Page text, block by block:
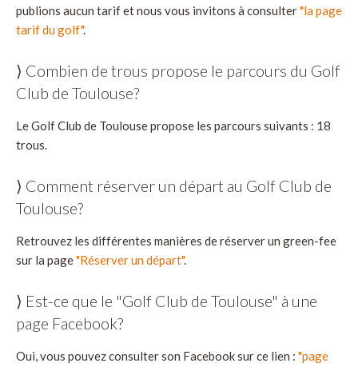
publions aucun tarif et nous vous invitons à consulter"la page
tarif du golf".
⟩ Combien de trous propose le parcours du Golf
Club de Toulouse?
Le Golf Club de Toulouse propose les parcours suivants : 18
trous.
⟩ Comment réserver un départ au Golf Club de
Toulouse?
Retrouvez les différentes manières de réserver un green-fee
sur la page"Réserver un départ".
⟩ Est-ce que le "Golf Club de Toulouse" à une
page Facebook?
Oui, vous pouvez consulter son Facebook sur ce lien : "page